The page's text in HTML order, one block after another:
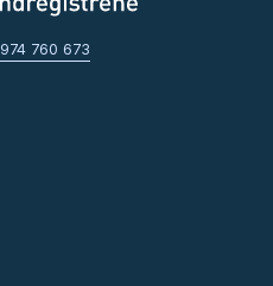
974 760 673